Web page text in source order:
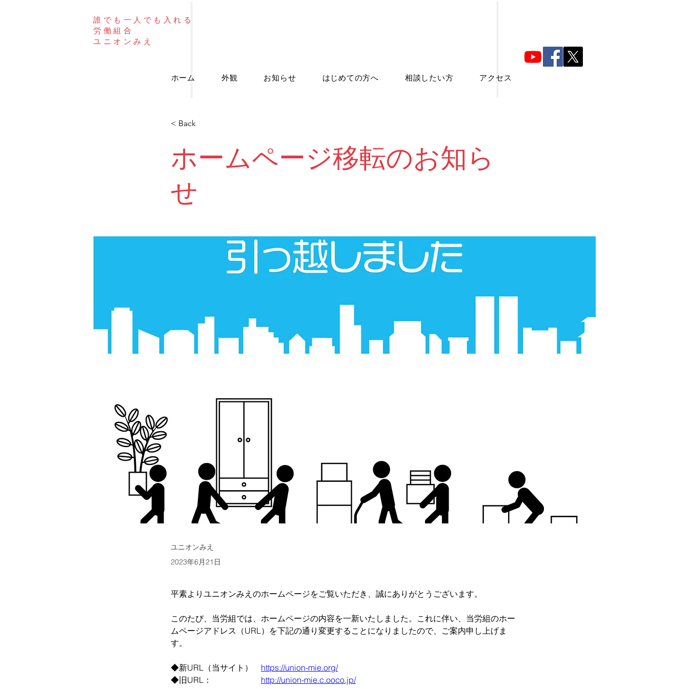
誰でも 一人でも 入れる
​労働組合
​ユニオンみえ
ホーム 外観 お知らせ はじめての方へ 相談したい方 アクセス
< Back
ホームページ移転のお知ら
せ
ユニオンみえ
2023年6月21日
平素よりユニオンみえのホームページをご覧いただき、誠にありがとうございます。
このたび、当労組では、ホームページの内容を一新いたしました。これに伴い、当労組のホー
ムページアドレス（URL）を下記の通り変更することになりましたので、ご案内申し上げま
す。
◆新URL（当サイト） https://union-mie.org/
◆旧URL： http://union-mie.c.ooco.jp/